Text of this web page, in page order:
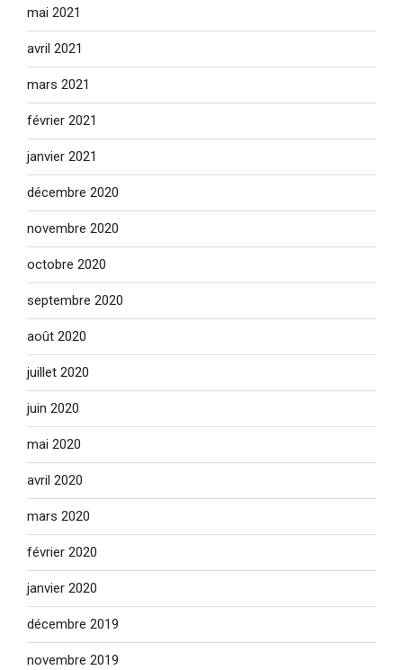
mai 2021
avril 2021
mars 2021
février 2021
janvier 2021
décembre 2020
novembre 2020
octobre 2020
septembre 2020
août 2020
juillet 2020
juin 2020
mai 2020
avril 2020
mars 2020
février 2020
janvier 2020
décembre 2019
novembre 2019